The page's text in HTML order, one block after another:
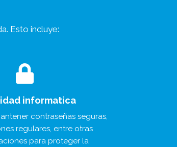
Esto incluye:
informatica
contraseñas seguras,
regulares, entre otras
para proteger la